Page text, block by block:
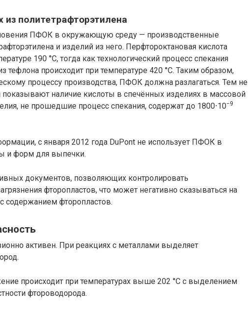
политетрафторэтилена
ПФОК в окружающую среду — производственные
и изделий из него. Перфтороктановая кислота
190 °C, тогда как технологический процесс спекания
тефлона происходит при температуре 420 °C. Таким образом,
процессу производства, ПФОК должна разлагаться. Тем не
наличие кислоты в спечённых изделиях в массовой
не прошедшие процесс спекания, содержат до 1800⋅10−9
с января 2012 года DuPont не использует ПФОК в
и форм для выпечки.
документов, позволяющих контролировать
фторопластов, что может негативно сказываться на
содержанием фторопластов.
активен. При реакциях с металлами выделяет
происходит при температурах выше 202 °C с выделением
фтороводорода.